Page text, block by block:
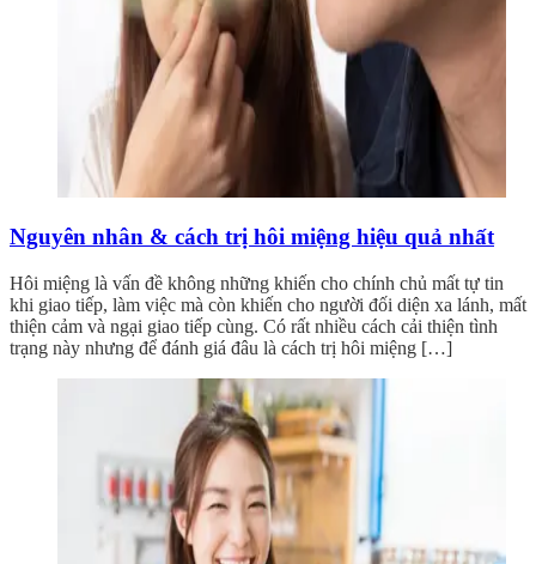
Nguyên nhân & cách trị hôi miệng hiệu quả nhất
Hôi miệng là vấn đề không những khiến cho chính chủ mất tự tin
khi giao tiếp, làm việc mà còn khiến cho người đối diện xa lánh, mất
thiện cảm và ngại giao tiếp cùng. Có rất nhiều cách cải thiện tình
trạng này nhưng để đánh giá đâu là cách trị hôi miệng […]